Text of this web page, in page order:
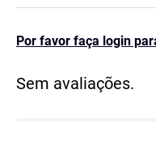
Por favor faça login
Sem avaliações.